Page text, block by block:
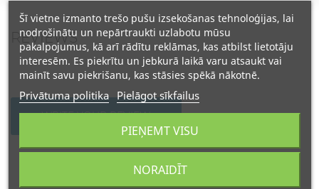
REVIEWS
WRITE YOUR REVIEW
Šī vietne izmanto trešo pušu izsekošanas tehnoloģijas, lai
nodrošinātu un nepārtraukti uzlabotu mūsu
pakalpojumus, kā arī rādītu reklāmas, kas atbilst lietotāju
interesēm. Es piekrītu un jebkurā laikā varu atsaukt vai
mainīt savu piekrišanu, kas stāsies spēkā nākotnē.
Privātuma politika Pielāgot sīkfailus
NORAIDĪT
PIEŅEMT VISU